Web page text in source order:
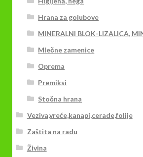
Hrana za golubove
MINERALNI BLOK-LIZALICA,
Mlečne zamenice
Oprema
Premiksi
Stočna hrana
Veziva,vreće,kanapi,cerade,folije
Zaštita na radu
Živina